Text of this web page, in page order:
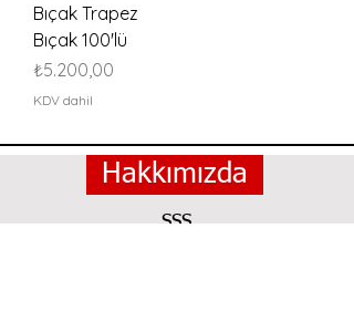
Bıçak Trapez
Bıçak 100'lü
Fiyat
₺5.200,00
KDV dahil
Hakkımızda
SSS